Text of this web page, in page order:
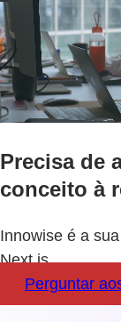
Precisa de
conceito à
Innowise é a
Next js.
Perguntar